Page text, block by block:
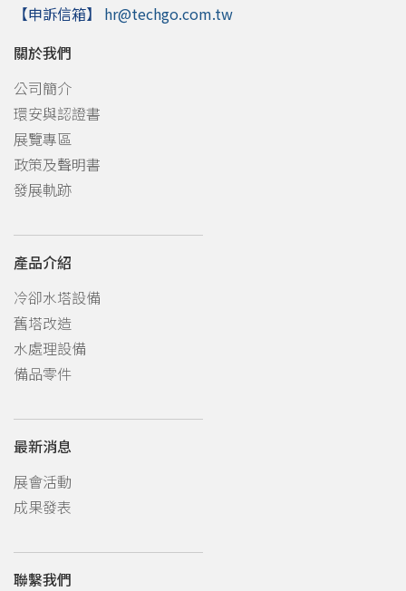
【申訴信箱】 hr@techgo.com.tw
關於我們
公司簡介
環安與認證書
展覽專區
政策及聲明書
發展軌跡
產品介紹
冷卻水塔設備
舊塔改造
水處理設備
備品零件
最新消息
展會活動
成果發表
聯繫我們